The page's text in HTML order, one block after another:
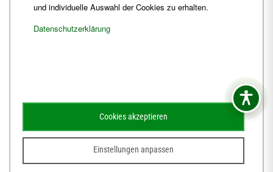
Schematismus Amtsblatt
© 2026Webdesign für Jena von der DATA HORIZON Digitalagentur
und individuelle Auswahl der Cookies zu erhalten.
Datenschutzerklärung
Einstellungen anpassen
Cookies akzeptieren